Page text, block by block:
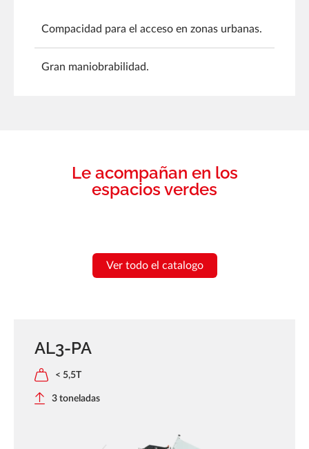
Compacidad para el acceso en zonas urbanas.
Gran maniobrabilidad.
Le acompañan en los
espacios verdes
Ver todo el catalogo
AL3-PA
< 5,5T
3 toneladas